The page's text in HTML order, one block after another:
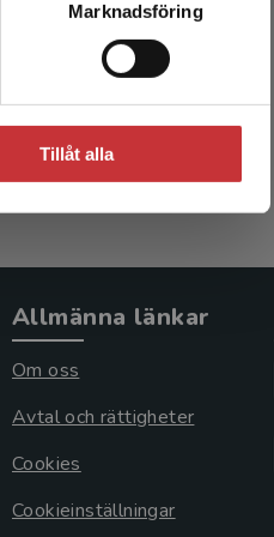
Marknadsföring
Tillåt alla
Allmänna länkar
Om oss
Avtal och rättigheter
Cookies
Cookieinställningar